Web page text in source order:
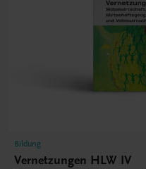
Bildung
Vernetzungen HLW IV